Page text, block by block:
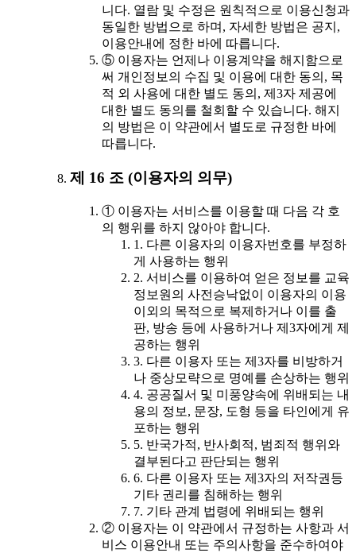
니다. 열람 및 수정은 원칙적으로 이용신청과
동일한 방법으로 하며, 자세한 방법은 공지,
이용안내에 정한 바에 따릅니다.
⑤ 이용자는 언제나 이용계약을 해지함으로
써 개인정보의 수집 및 이용에 대한 동의, 목
적 외 사용에 대한 별도 동의, 제3자 제공에
대한 별도 동의를 철회할 수 있습니다. 해지
의 방법은 이 약관에서 별도로 규정한 바에
따릅니다.
제 16 조 (이용자의 의무)
① 이용자는 서비스를 이용할 때 다음 각 호
의 행위를 하지 않아야 합니다.
1. 다른 이용자의 이용자번호를 부정하
게 사용하는 행위
2. 서비스를 이용하여 얻은 정보를 교육
정보원의 사전승낙없이 이용자의 이용
이외의 목적으로 복제하거나 이를 출
판, 방송 등에 사용하거나 제3자에게 제
공하는 행위
3. 다른 이용자 또는 제3자를 비방하거
나 중상모략으로 명예를 손상하는 행위
4. 공공질서 및 미풍양속에 위배되는 내
용의 정보, 문장, 도형 등을 타인에게 유
포하는 행위
5. 반국가적, 반사회적, 범죄적 행위와
결부된다고 판단되는 행위
6. 다른 이용자 또는 제3자의 저작권등
기타 권리를 침해하는 행위
7. 기타 관계 법령에 위배되는 행위
② 이용자는 이 약관에서 규정하는 사항과 서
비스 이용안내 또는 주의사항을 준수하여야